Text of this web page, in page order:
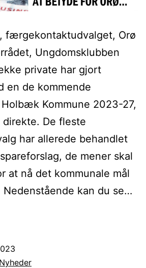
færgekontaktudvalget, Orø
Ungdomsklubben
private har gjort
en de kommende
Kommune 2023-27,
direkte. De fleste
har allerede behandlet
de mener skal
at nå det kommunale mål
Nedenstående kan du se…
Nyheder